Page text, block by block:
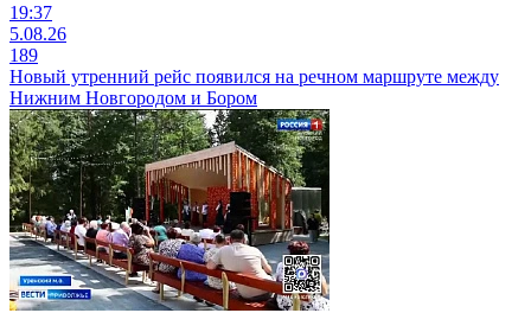
19:37
5.08.26
189
Новый утренний рейс появился на речном маршруте между
Нижним Новгородом и Бором